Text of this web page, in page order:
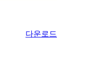
다운로드